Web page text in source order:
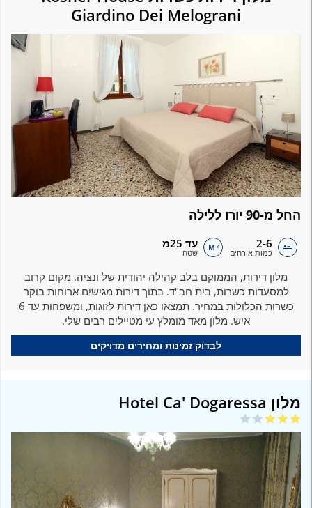
Giardino Dei Melograni
החל מ-90 יורו ללילה
2-6
כמות אורחים
עד 25מ
שטח
מלון דירות, הממוקם בלב קהילה יהודית של ונציה. מקום קרוב
למסעדות כשרות, בית חב"ד. בתוך דירות מגישים ארוחות בוקר
כשרות הכלולות במחיר. תמצאו כאן דירות לזוגות, ומשפחות עד 6
איש. מלון מאד מומלץ עי מטיילים רבים שלי.
לבדוק זמינות ומחירים מדויקים
מלון Hotel Ca' Dogaressa